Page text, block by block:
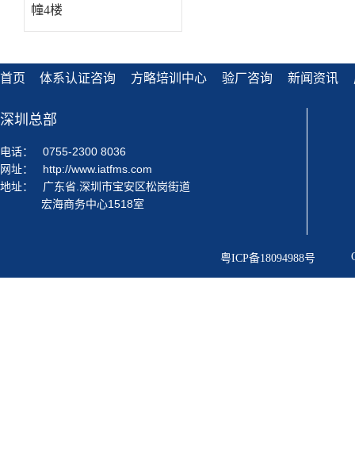
幢4楼
首页 体系认证咨询 方略培训中心 验厂咨询 新闻资讯
深圳总部
电话：
0755-2300 8036
网址：
http://www.iatfms.com
地址：
广东省.深圳市宝安区松岗街道
宏海商务中心1518室
粤ICP备18094988号